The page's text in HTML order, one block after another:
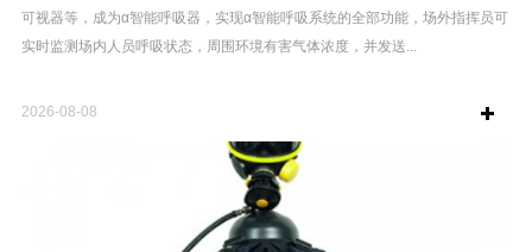
可视器等，成为α智能呼吸器，实现α智能呼吸系统的全部功能，场外指挥员可
实时监测场内人员呼吸状态，周围环境有害气体浓度，并发送...
2026-08-08